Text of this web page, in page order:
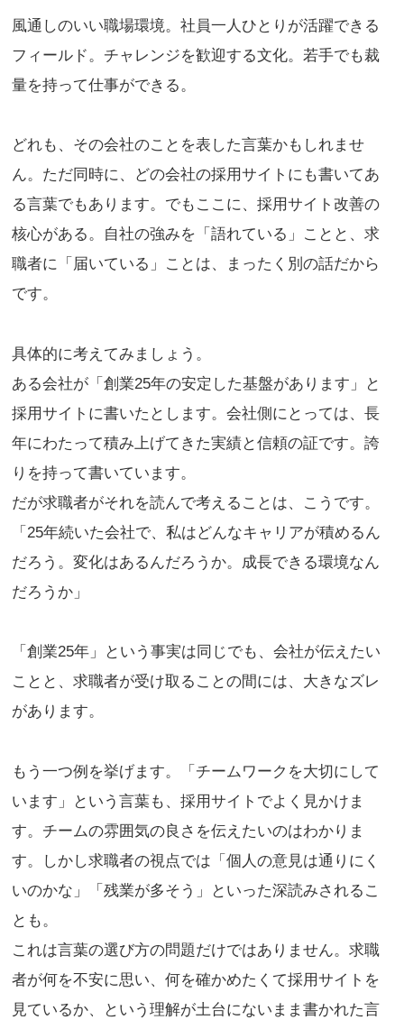
風通しのいい職場環境。社員一人ひとりが活躍できる
フィールド。チャレンジを歓迎する文化。若手でも裁
量を持って仕事ができる。
どれも、その会社のことを表した言葉かもしれませ
ん。ただ同時に、どの会社の採用サイトにも書いてあ
る言葉でもあります。でもここに、採用サイト改善の
核心がある。自社の強みを「語れている」ことと、求
職者に「届いている」ことは、まったく別の話だから
です。
具体的に考えてみましょう。
ある会社が「創業25年の安定した基盤があります」と
採用サイトに書いたとします。会社側にとっては、長
年にわたって積み上げてきた実績と信頼の証です。誇
りを持って書いています。
だが求職者がそれを読んで考えることは、こうです。
「25年続いた会社で、私はどんなキャリアが積めるん
だろう。変化はあるんだろうか。成長できる環境なん
だろうか」
「創業25年」という事実は同じでも、会社が伝えたい
ことと、求職者が受け取ることの間には、大きなズレ
があります。
もう一つ例を挙げます。「チームワークを大切にして
います」という言葉も、採用サイトでよく見かけま
す。チームの雰囲気の良さを伝えたいのはわかりま
す。しかし求職者の視点では「個人の意見は通りにく
いのかな」「残業が多そう」といった深読みされるこ
とも。
これは言葉の選び方の問題だけではありません。求職
者が何を不安に思い、何を確かめたくて採用サイトを
見ているか、という理解が土台にないまま書かれた言